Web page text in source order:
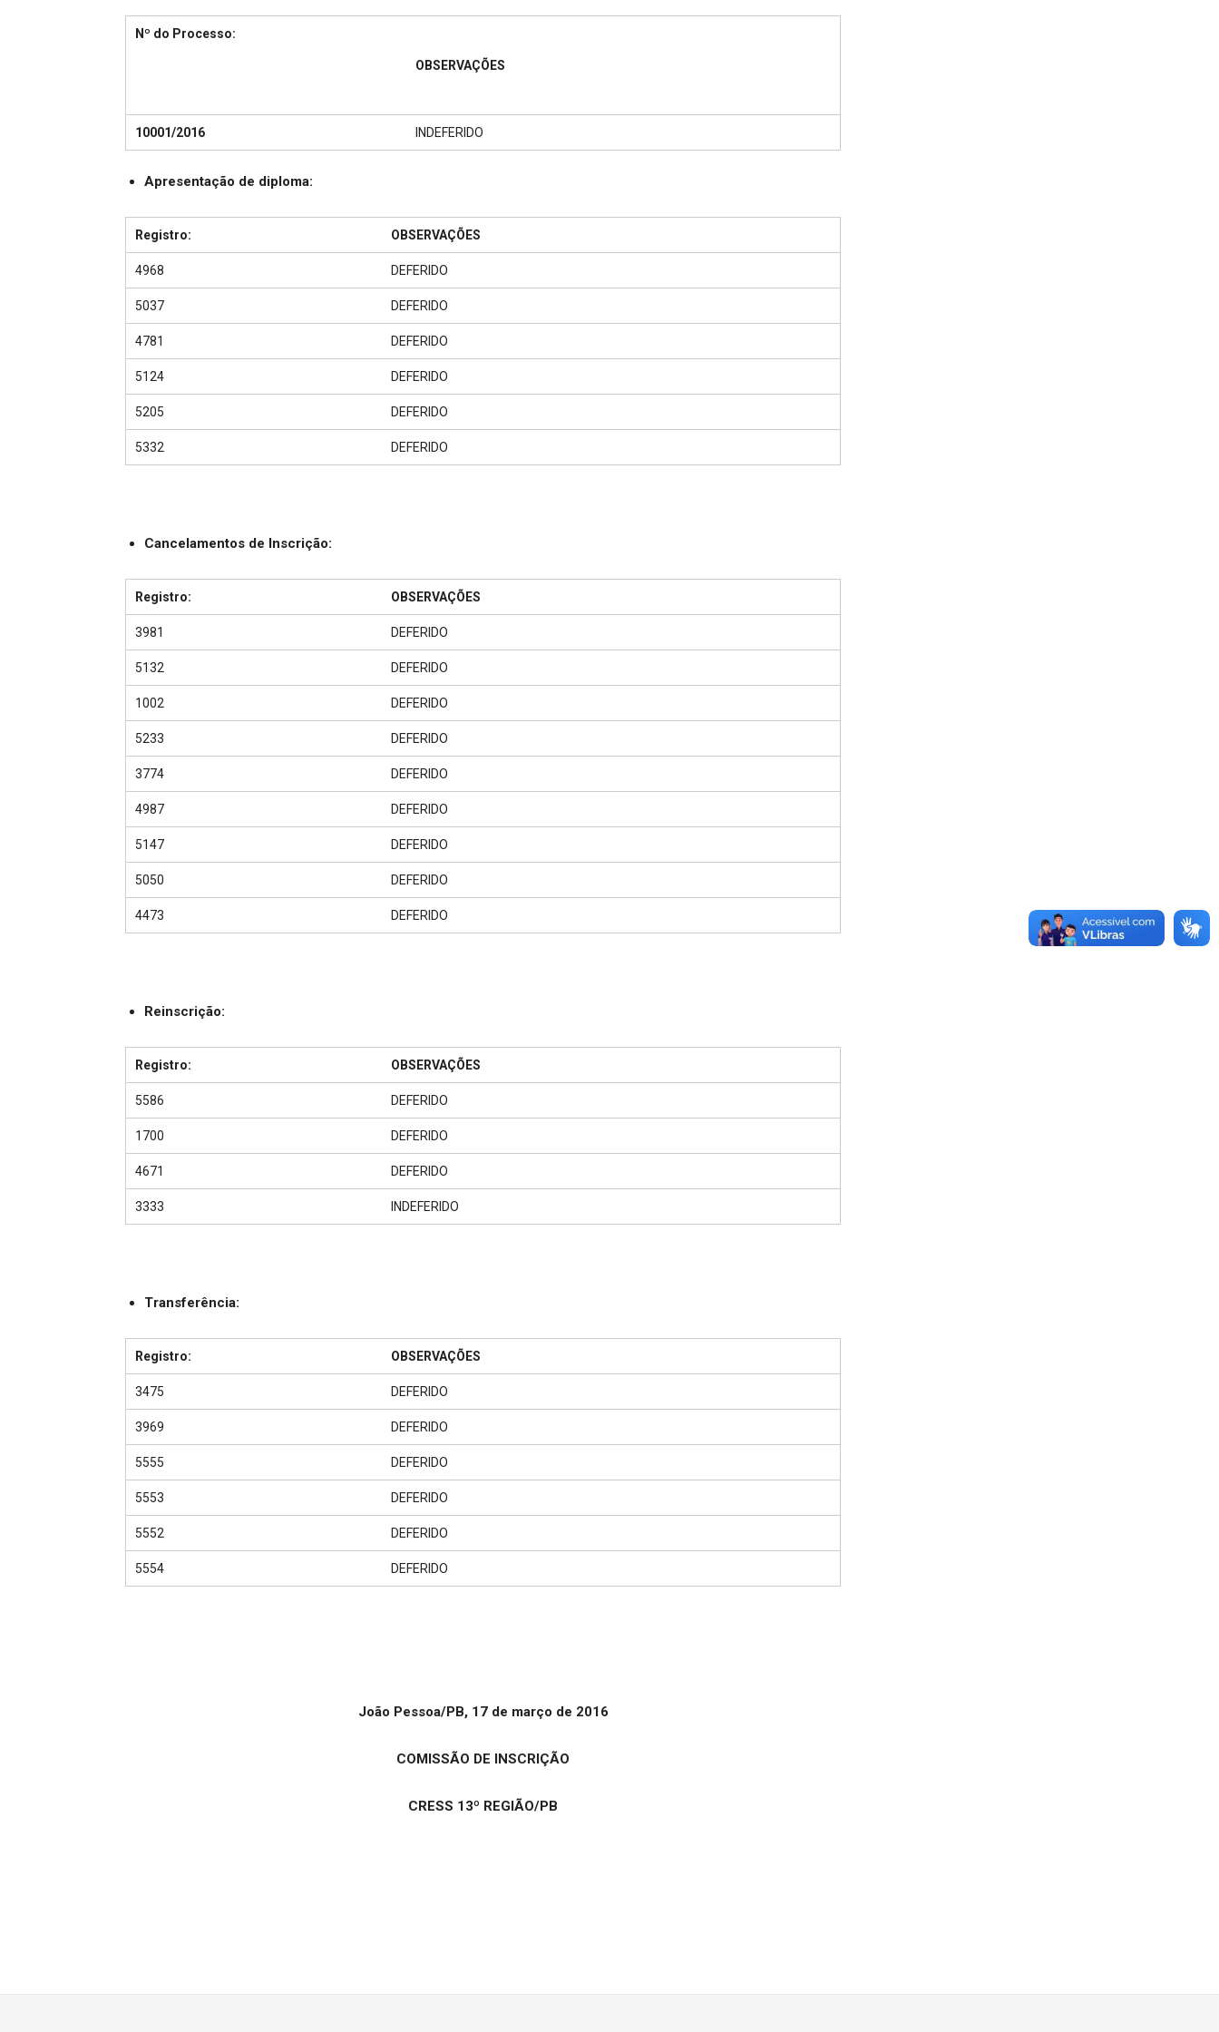
Nº do Processo:
OBSERVAÇÕES
10001/2016 INDEFERIDO
Apresentação de diploma:
Registro: OBSERVAÇÕES
4968 DEFERIDO
5037 DEFERIDO
4781 DEFERIDO
5124 DEFERIDO
5205 DEFERIDO
5332 DEFERIDO
Cancelamentos de Inscrição:
Registro: OBSERVAÇÕES
3981 DEFERIDO
5132 DEFERIDO
1002 DEFERIDO
5233 DEFERIDO
3774 DEFERIDO
4987 DEFERIDO
5147 DEFERIDO
5050 DEFERIDO
4473 DEFERIDO
Reinscrição:
Registro: OBSERVAÇÕES
5586 DEFERIDO
1700 DEFERIDO
4671 DEFERIDO
3333 INDEFERIDO
Transferência:
Registro: OBSERVAÇÕES
3475 DEFERIDO
3969 DEFERIDO
5555 DEFERIDO
5553 DEFERIDO
5552 DEFERIDO
5554 DEFERIDO
João Pessoa/PB, 17 de março de 2016
COMISSÃO DE INSCRIÇÃO
CRESS 13º REGIÃO/PB